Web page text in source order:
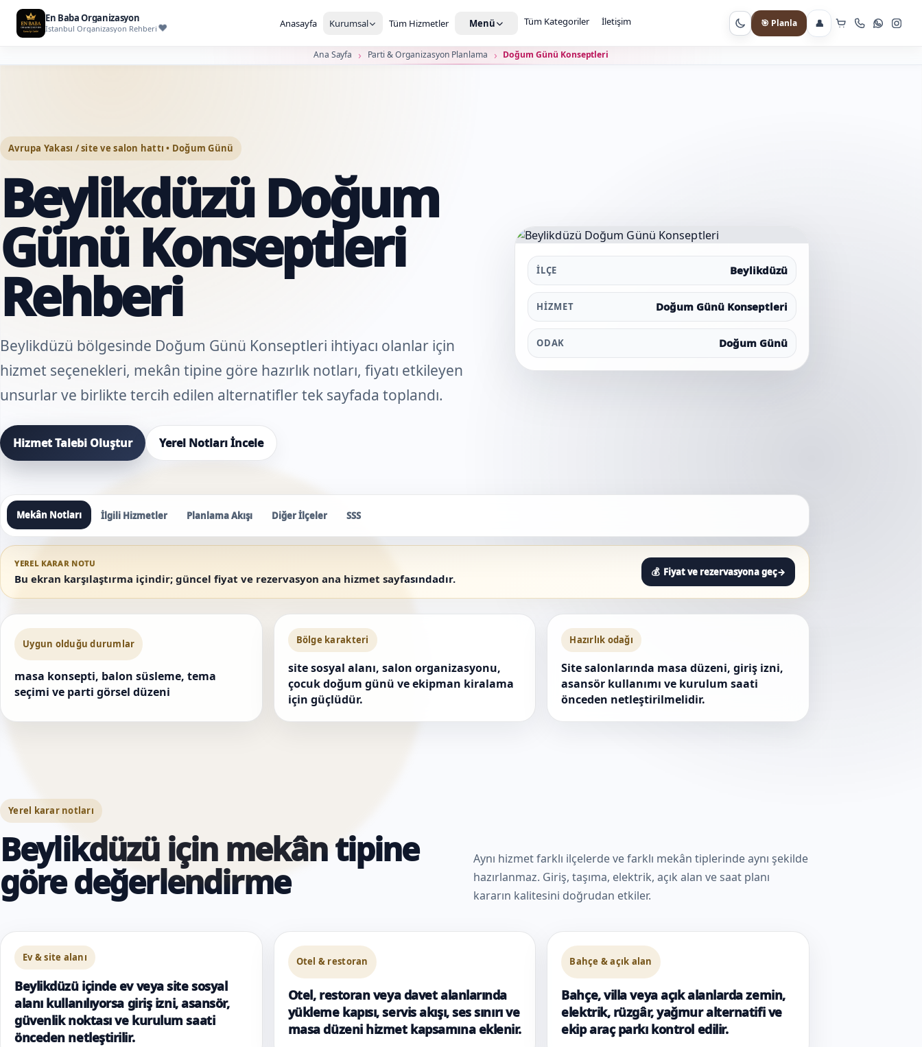
En Baba Organizasyon
İstanbul Organizasyon Rehberi Anasayfa Kurumsal Tüm Hizmetler Menü Tüm Kategoriler İletişim Gece moduna geç
🎯 Planla 👤
Ana Sayfa Parti & Organizasyon Planlama Doğum Günü Konseptleri
Avrupa Yakası / site ve salon hattı • Doğum Günü
Beylikdüzü Doğum
Günü Konseptleri
Rehberi
Beylikdüzü bölgesinde Doğum Günü Konseptleri ihtiyacı olanlar için
hizmet seçenekleri, mekân tipine göre hazırlık notları, fiyatı etkileyen
unsurlar ve birlikte tercih edilen alternatifler tek sayfada toplandı.
Hizmet Talebi Oluştur Yerel Notları İncele
İLÇE Beylikdüzü
HIZMET Doğum Günü Konseptleri
ODAK Doğum Günü
Mekân Notları İlgili Hizmetler Planlama Akışı Diğer İlçeler SSS
YEREL KARAR NOTU
Bu ekran karşılaştırma içindir; güncel fiyat ve rezervasyon ana hizmet sayfasındadır. Fiyat ve rezervasyona geç→
Uygun olduğu durumlar
masa konsepti, balon süsleme, tema
seçimi ve parti görsel düzeni
Bölge karakteri
site sosyal alanı, salon organizasyonu,
çocuk doğum günü ve ekipman kiralama
için güçlüdür.
Hazırlık odağı
Site salonlarında masa düzeni, giriş izni,
asansör kullanımı ve kurulum saati
önceden netleştirilmelidir.
Yerel karar notları
Beylikdüzü için mekân tipine
göre değerlendirme
Aynı hizmet farklı ilçelerde ve farklı mekân tiplerinde aynı şekilde
hazırlanmaz. Giriş, taşıma, elektrik, açık alan ve saat planı
kararın kalitesini doğrudan etkiler.
Ev & site alanı
Beylikdüzü içinde ev veya site sosyal
alanı kullanılıyorsa giriş izni, asansör,
güvenlik noktası ve kurulum saati
önceden netleştirilir.
Otel & restoran
Otel, restoran veya davet alanlarında
yükleme kapısı, servis akışı, ses sınırı ve
masa düzeni hizmet kapsamına eklenir.
Bahçe & açık alan
Bahçe, villa veya açık alanlarda zemin,
elektrik, rüzgâr, yağmur alternatifi ve
ekip araç parkı kontrol edilir.